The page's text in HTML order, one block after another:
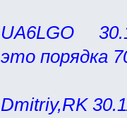
UA6LGO
это порядка
Dmitriy,RK